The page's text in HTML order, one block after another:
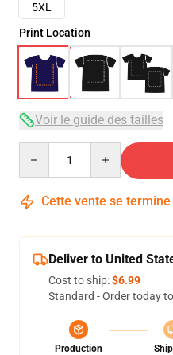
5XL
Print Location
Voir le guide des tailles
Cette vente se
Deliver to United
Cost to ship:$6.99
Standard - Order today
Production